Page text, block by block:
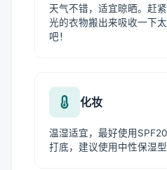
天气不错，适宜晾晒。赶
光的衣物搬出来吸收一下
吧！
化妆
温湿适宜，最好使用
打底，建议使用中性保湿型